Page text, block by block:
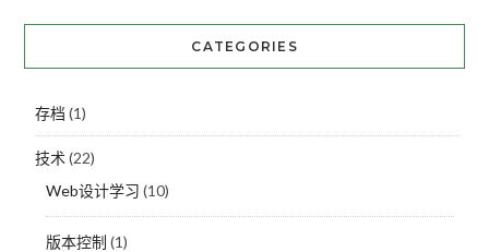
CATEGORIES
存档 (1)
技术 (22)
Web设计学习 (10)
版本控制 (1)